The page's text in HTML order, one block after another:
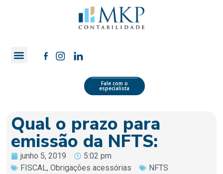
Fale com o
especialista
Qual o prazo para
emissão da NFTS:
junho 5, 2019
5:02 pm
FISCAL, Obrigações acessórias NFTS